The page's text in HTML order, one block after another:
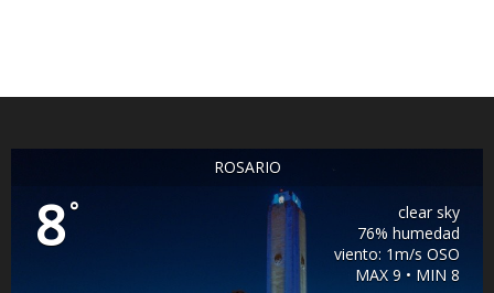
ROSARIO
8°
clear sky
76% humedad
viento: 1m/s OSO
MAX 9 • MIN 8